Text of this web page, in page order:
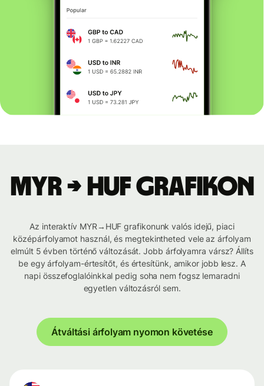
MYR → HUF grafikon
Az interaktív MYR→HUF grafikonunk valós idejű, piaci
középárfolyamot használ, és megtekintheted vele az árfolyam
elmúlt 5 évben történő változását. Jobb árfolyamra vársz? Állíts
be egy árfolyam-értesítőt, és értesítünk, amikor jobb lesz. A
napi összefoglalóinkkal pedig soha nem fogsz lemaradni
egyetlen változásról sem.
Átváltási árfolyam nyomon követése